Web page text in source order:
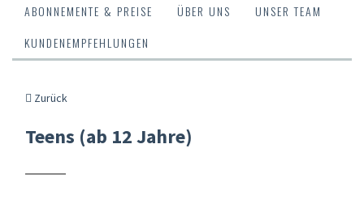
ABONNEMENTE & PREISE
ÜBER UNS
UNSER TEAM
KUNDENEMPFEHLUNGEN
Zurück
Teens (ab 12 Jahre)